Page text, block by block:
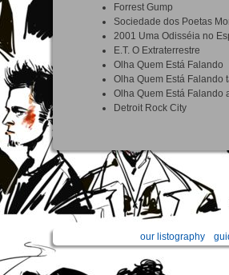
Forrest Gump
Sociedade dos Poetas
2001 Uma Odisséia no
E.T. O Extraterrestre
Olha Quem Está Falando
Olha Quem Está Falando
Olha Quem Está Falando
Detroit Rock City
our listography